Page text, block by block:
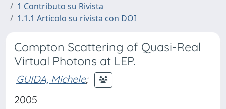
1 Contributo su Rivista
1.1.1 Articolo su rivista con DOI
Compton Scattering of Quasi-Real
Virtual Photons at LEP.
GUIDA, Michele;
2005